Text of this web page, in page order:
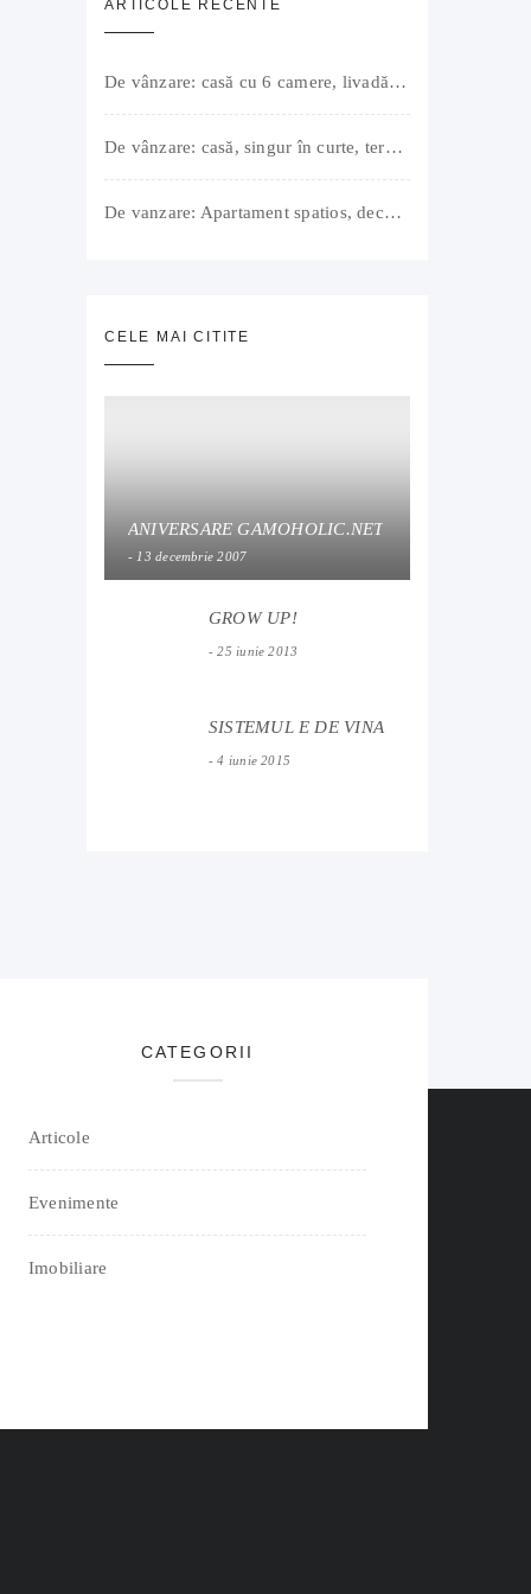
ARTICOLE RECENTE
De vânzare: casă cu 6 camere, livadă, 3 199 mp, Girișul Negru, Bihor, 42 000 Euro. Comision 0.
De vânzare: casă, singur în curte, teren 500 mp, Muntele Găina, Oradea. 157.000 € (negociabil). Comision 0.
De vanzare: Apartament spatios, decomandat, bine compartimentat, 3 camere, 2 bai, bucatarie, suprafață utilă de 64 mp + 3 balcoane (11 mp), strada Barierei, zona Dragos Voda Oradea. 89 500 E (neg). Comision 0
CELE MAI CITITE
ANIVERSARE GAMOHOLIC.NET
13 decembrie 2007
GROW UP!
25 iunie 2013
SISTEMUL E DE VINA
4 iunie 2015
CATEGORII
Articole
Evenimente
Imobiliare